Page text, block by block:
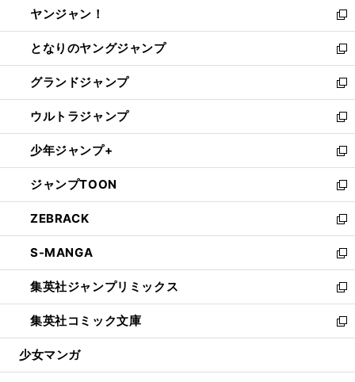
く
で
開
く
ィ
ン
ド
ウ
で
開
く
い
ウ
ィ
ン
ド
ウ
で
開
く
ヤンジャン！
新
し
い
ウ
ィ
ン
ド
ウ
で
開
く
となりのヤングジャンプ
新
し
い
ウ
ィ
ン
ド
ウ
で
開
く
グランドジャンプ
新
し
い
ウ
ィ
ン
ド
ウ
で
開
く
ウルトラジャンプ
新
し
い
ウ
ィ
ン
ド
ウ
で
開
く
少年ジャンプ+
新
し
い
ウ
ィ
ン
ド
ウ
で
開
く
ジャンプTOON
新
し
い
ウ
ィ
ン
ド
ウ
で
開
ZEBRACK
新
し
い
ウ
ィ
ン
ド
ウ
開
S-MANGA
新
し
い
ウ
ィ
ン
ウ
集英社ジャンプリミックス
新
し
い
ウ
ン
集英社コミック文庫
新
し
ウ
少女マンガ